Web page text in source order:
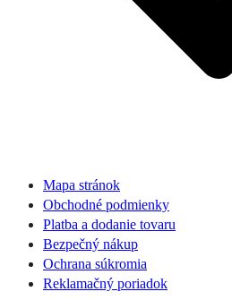
Mapa stránok
Obchodné podmienky
Platba a dodanie tovaru
Bezpečný nákup
Ochrana súkromia
Reklamačný poriadok